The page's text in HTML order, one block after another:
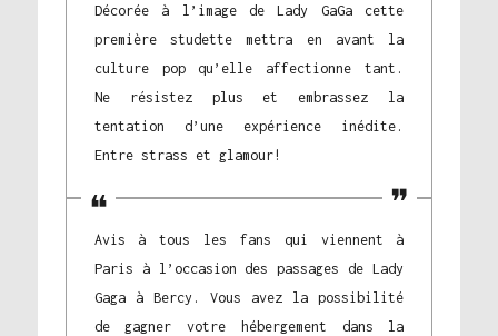
Décorée à l’image de Lady GaGa cette
première studette mettra en avant la
culture pop qu’elle affectionne tant.
Ne résistez plus et embrassez la
tentation d’une expérience inédite.
Entre strass et glamour!
Avis à tous les fans qui viennent à
Paris à l’occasion des passages de Lady
Gaga à Bercy. Vous avez la possibilité
de gagner votre hébergement dans la